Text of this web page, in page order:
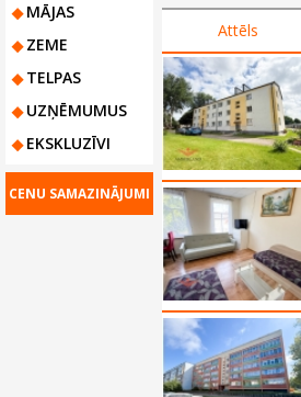
MĀJAS
ZEME
TELPAS
UZŅĒMUMUS
EKSKLUZĪVI
CENU SAMAZINĀJUMI
Attēls